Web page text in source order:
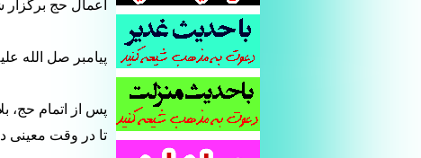
اعمال حج
پیامبر صل الله
پس از اتمام حج،
تا در وقت معینی